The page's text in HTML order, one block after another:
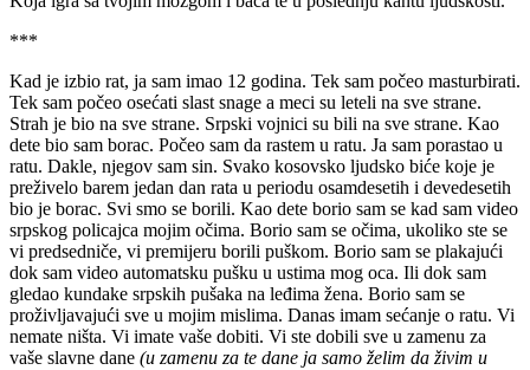
***
Kad je izbio rat, ja sam imao 12 godina. Tek sam počeo masturbirati.
Tek sam počeo osećati slast snage a meci su leteli na sve strane.
Strah je bio na sve strane. Srpski vojnici su bili na sve strane. Kao
dete bio sam borac. Počeo sam da rastem u ratu. Ja sam porastao u
ratu. Dakle, njegov sam sin. Svako kosovsko ljudsko biće koje je
preživelo barem jedan dan rata u periodu osamdesetih i devedesetih
bio je borac. Svi smo se borili. Kao dete borio sam se kad sam video
srpskog policajca mojim očima. Borio sam se očima, ukoliko ste se
vi predsedniče, vi premijeru borili puškom. Borio sam se plakajući
dok sam video automatsku pušku u ustima mog oca. Ili dok sam
gledao kundake srpskih pušaka na leđima žena. Borio sam se
proživljavajući sve u mojim mislima. Danas imam sećanje o ratu. Vi
nemate ništa. Vi imate vaše dobiti. Vi ste dobili sve u zamenu za
vaše slavne dane (u zamenu za te dane ja samo želim da živim u